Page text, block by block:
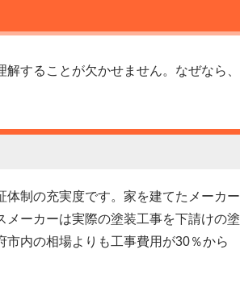
することが欠かせません。なぜなら、
制の充実度です。家を建てたメーカー
ーカーは実際の塗装工事を下請けの塗
内の相場よりも工事費用が30％から